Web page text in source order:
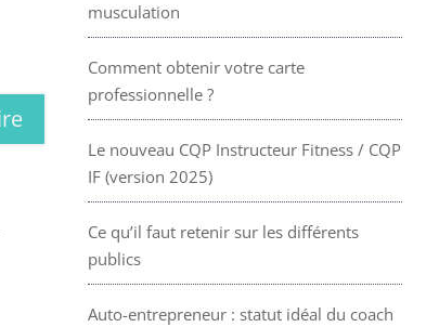
musculation
Comment obtenir votre carte
professionnelle ?
Le nouveau CQP Instructeur Fitness / CQP
IF (version 2025)
Ce qu’il faut retenir sur les différents
publics
Auto-entrepreneur : statut idéal du coach